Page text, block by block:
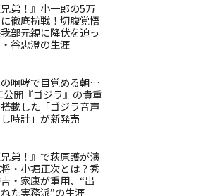
兄弟！』小一郎の5万
徹底抗戦！切腹覚悟
部元親に降伏を迫っ
谷忠澄の生涯
咆哮で目覚める朝…
公開『ゴジラ』の貴重
載した「ゴジラ音声
時計」が新発売
兄弟！』で萩原護が演
・小堀正次とは？秀
・家康が重用、“出
た実務派”の生涯